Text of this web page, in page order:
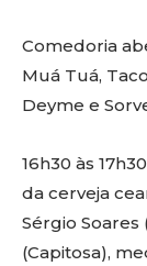
Comedoria
Muá Tuá,
Deyme e
16h30 às
da cerveja
Sérgio
(Capitosa),